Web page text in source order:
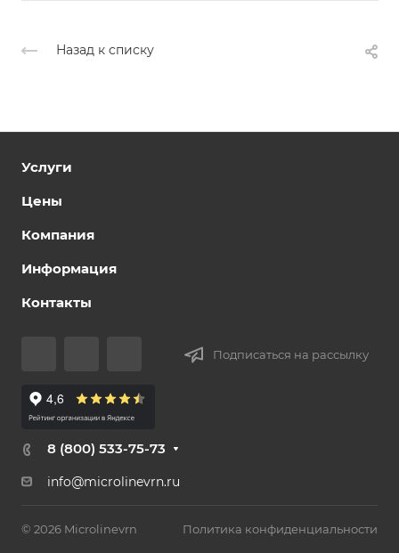
Назад к списку
Услуги
Цены
Компания
Информация
Контакты
Подписаться на рассылку
8 (800) 533-75-73
info@microlinevrn.ru
© 2026 Microlinevrn Политика конфиденциальности